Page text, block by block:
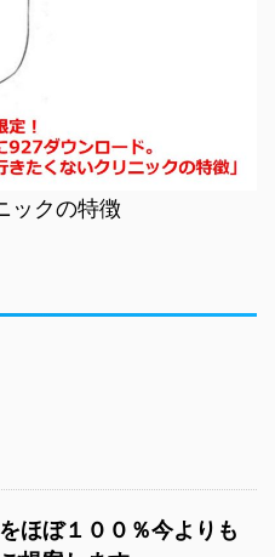
ックの特徴
ほぼ１００％今よりも